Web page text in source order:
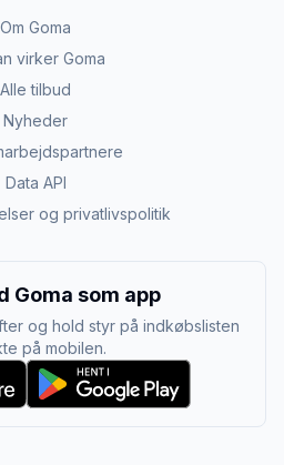
Om Goma
virker Goma
Alle tilbud
Nyheder
Data API
og privatlivspolitik
Goma som app
og hold styr på indkøbslisten
på mobilen.